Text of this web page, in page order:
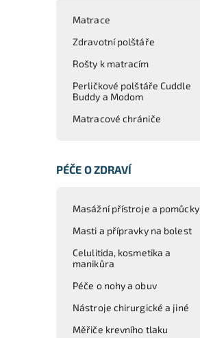
Matrace
Zdravotní polštáře
Rošty k matracím
Perličkové polštáře Cuddle
Buddy a Modom
Matracové chrániče
PÉČE O ZDRAVÍ
Masážní přístroje a pomůcky
Masti a přípravky na bolest
Celulitida, kosmetika a
manikůra
Péče o nohy a obuv
Nástroje chirurgické a jiné
Měřiče krevního tlaku